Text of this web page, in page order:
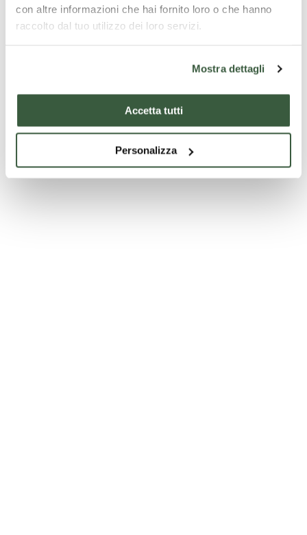
con altre informazioni che hai fornito loro o che hanno
raccolto dal tuo utilizzo dei loro servizi.
Mostra dettagli
Accetta tutti
Personalizza